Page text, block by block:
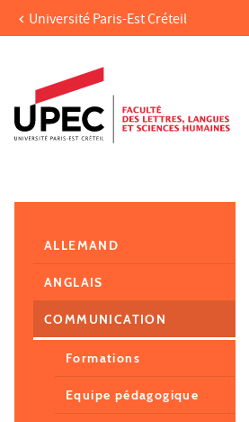
Aller au contenu
Accès directs
Recherche
Navigation secondaire
Université Paris-Est Créteil
ALLEMAND
ANGLAIS
COMMUNICATION
Formations
Equipe pédagogique